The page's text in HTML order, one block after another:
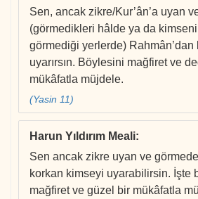
Sen, ancak zikre/Kur’ân’a uyan
(görmedikleri hâlde ya da
görmediği yerlerde) Rahmân’dan
uyarırsın. Böylesini mağfiret ve
mükâfatla müjdele.
(Yasin 11)
Harun Yıldırım Meali:
Sen ancak zikre uyan ve
korkan kimseyi uyarabilirsin. İşte
mağfiret ve güzel bir mükâfatla